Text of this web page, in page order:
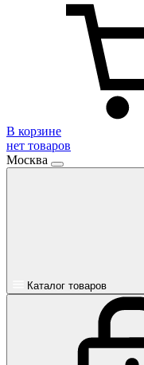
В корзине
нет товаров
Москва
Каталог товаров